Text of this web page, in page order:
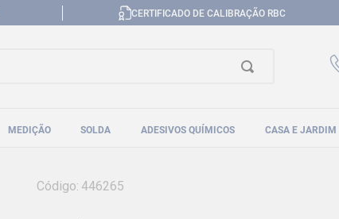
CERTIFICADO DE CALIBRAÇÃO RBC
MEDIÇÃO SOLDA ADESIVOS QUÍMICOS CASA E JARDIM
Código: 446265